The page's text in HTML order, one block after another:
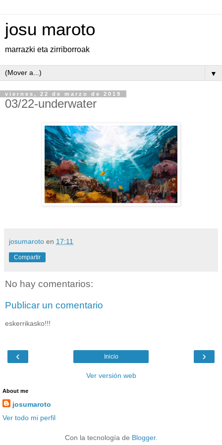
josu maroto
marrazki eta zirriborroak
▼
viernes, 22 de marzo de 2019
03/22-underwater
josumaroto en 17:11
Compartir
No hay comentarios:
Publicar un comentario
eskerrikasko!!!
‹ ›
Inicio
Ver versión web
About me
josumaroto
Ver todo mi perfil
Con la tecnología de Blogger.